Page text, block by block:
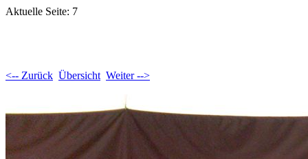
Aktuelle Seite: 7
<-- Zurück Übersicht Weiter -->